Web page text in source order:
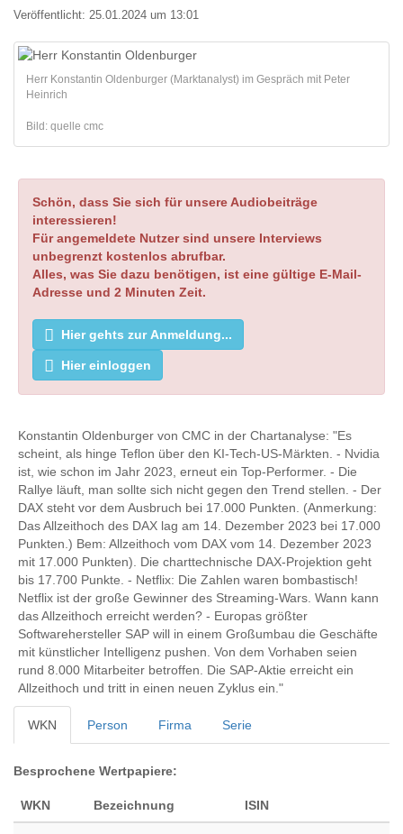
Veröffentlicht: 25.01.2024 um 13:01
Herr Konstantin Oldenburger (Marktanalyst) im Gespräch mit Peter
Heinrich
Bild: quelle cmc
Schön, dass Sie sich für unsere Audiobeiträge
interessieren!
Für angemeldete Nutzer sind unsere Interviews
unbegrenzt kostenlos abrufbar.
Alles, was Sie dazu benötigen, ist eine gültige E-Mail-
Adresse und 2 Minuten Zeit.
Hier gehts zur Anmeldung...
Hier einloggen
Konstantin Oldenburger von CMC in der Chartanalyse: "Es
scheint, als hinge Teflon über den KI-Tech-US-Märkten. - Nvidia
ist, wie schon im Jahr 2023, erneut ein Top-Performer. - Die
Rallye läuft, man sollte sich nicht gegen den Trend stellen. - Der
DAX steht vor dem Ausbruch bei 17.000 Punkten. (Anmerkung:
Das Allzeithoch des DAX lag am 14. Dezember 2023 bei 17.000
Punkten.) Bem: Allzeithoch vom DAX vom 14. Dezember 2023
mit 17.000 Punkten). Die charttechnische DAX-Projektion geht
bis 17.700 Punkte. - Netflix: Die Zahlen waren bombastisch!
Netflix ist der große Gewinner des Streaming-Wars. Wann kann
das Allzeithoch erreicht werden? - Europas größter
Softwarehersteller SAP will in einem Großumbau die Geschäfte
mit künstlicher Intelligenz pushen. Von dem Vorhaben seien
rund 8.000 Mitarbeiter betroffen. Die SAP-Aktie erreicht ein
Allzeithoch und tritt in einen neuen Zyklus ein."
WKN Person Firma Serie
Besprochene Wertpapiere:
WKN Bezeichnung ISIN